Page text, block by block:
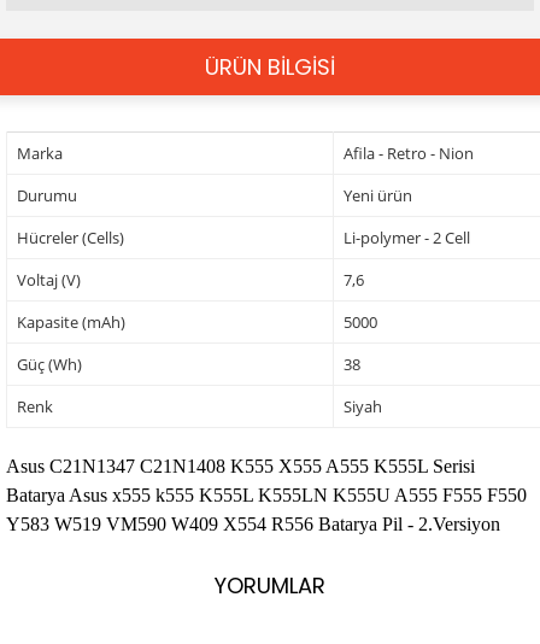
ÜRÜN BİLGİSİ
Marka
Afila - Retro - Nion
Durumu
Yeni ürün
Hücreler (Cells)
Li-polymer - 2 Cell
Voltaj (V)
7,6
Kapasite (mAh)
5000
Güç (Wh)
38
Renk
Siyah
Asus C21N1347 C21N1408 K555 X555 A555 K555L Serisi
Batarya Asus x555 k555 K555L K555LN K555U A555 F555 F550
Y583 W519 VM590 W409 X554 R556 Batarya Pil - 2.Versiyon
YORUMLAR